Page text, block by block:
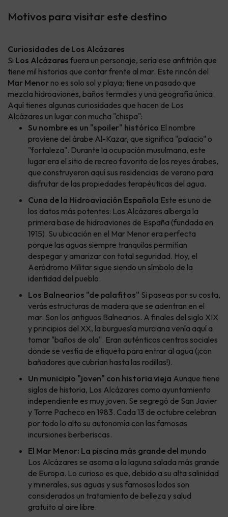
Motivos para visitar este destino
Curiosidades de Los Alcázares
Si Los Alcázares fuera un personaje, sería ese anfitrión que
tiene mil historias que contar frente al mar. Este rincón del
Mar Menor no es solo sol y playa; tiene un pasado que
mezcla hidroaviones, baños termales y una geografía única.
Aquí tienes algunas curiosidades que hacen de Los
Alcázares un lugar con mucha "chispa":
Su nombre es un "spoiler" histórico El nombre
proviene del árabe Al-Kazar, que significa "palacio" o
"fortaleza". Durante la ocupación musulmana, este
lugar era el sitio de recreo favorito de los reyes árabes,
que construyeron aquí sus residencias de verano para
disfrutar de las propiedades terapéuticas del agua.
Cuna de la Hidroaviación Española Este es uno de
los datos más potentes: Los Alcázares alberga la
primera base de hidroaviones de España (fundada en
1915). Su ubicación en el Mar Menor era perfecta
porque las aguas siempre tranquilas permitían
despegar y amarizar con total seguridad. Hoy, el
Aeródromo Militar sigue siendo un símbolo de la
identidad del pueblo.
Los Balnearios "de palafitos" Si paseas por su costa,
verás estructuras de madera que se adentran en el
mar. Son los antiguos Balnearios. A finales del siglo XIX
y principios del XX, la burguesía murciana venía aquí a
tomar "baños de ola". Eran auténticos centros sociales
donde se vestía de etiqueta para entrar al agua (¡con
bañadores que cubrían hasta las rodillas!).
Un municipio "joven" con historia vieja Aunque tiene
siglos de historia, Los Alcázares como ayuntamiento
independiente es muy joven. Se segregó de San Javier
y Torre Pacheco en 1983. Cada 13 de octubre celebran
por todo lo alto su autonomía con las famosas
incursiones berberiscas.
El Mar Menor: La piscina más grande del mundo
Los Alcázares se asoma a la laguna salada más grande
de Europa. Lo curioso es que, debido a su alta salinidad
y minerales, sus aguas y sus famosos lodos son
considerados un tratamiento de belleza y salud
gratuito al aire libre.